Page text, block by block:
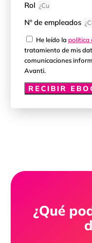
Rol
Nº de empleados
He leído la política
tratamiento de mis
comunicaciones
Avanti.
RECIBIR
¿Qué